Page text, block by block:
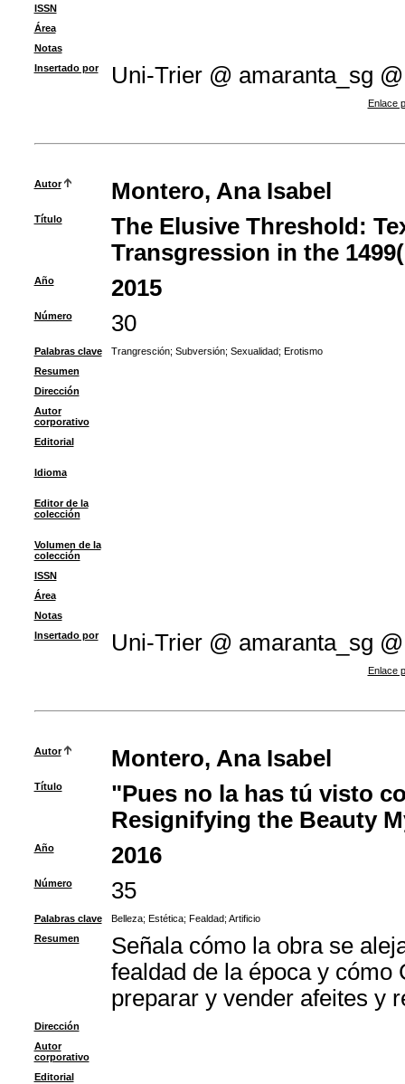
ISSN
Área
Notas
Insertado por
Uni-Trier @ amaranta_sg @
Enlace
Autor Montero, Ana Isabel
Título
The Elusive Threshold:
Transgression in the
Año 2015
Número 30
Palabras clave Trangresción; Subversión; Sexualidad; Erotismo
Resumen
Dirección
Autor
corporativo
Editorial
Idioma
Editor de la
colección
Volumen de la
colección
ISSN
Área
Notas
Insertado por
Uni-Trier @ amaranta_sg @
Enlace
Autor Montero, Ana Isabel
Título
"Pues no la has tú visto
Resignifying the Beauty
Año 2016
Número 35
Palabras clave Belleza; Estética; Fealdad; Artificio
Resumen
Señala cómo la obra se
fealdad de la época y cómo
preparar y vender afeites y
Dirección
Autor
corporativo
Editorial